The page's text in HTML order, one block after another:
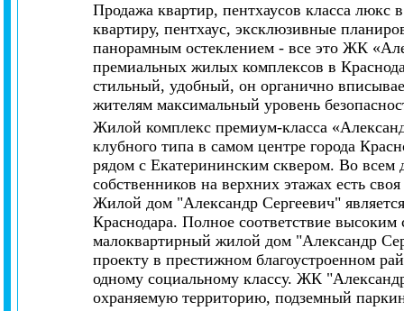
Продажа квартир, пентхаусов класса
квартиру, пентхаус, эксклюзивные
панорамным остеклением - все это ЖК
премиальных жилых комплексов в
стильный, удобный, он органично
жителям максимальный уровень
Жилой комплекс премиум-класса
клубного типа в самом центре города
рядом с Екатерининским сквером. Во всем
собственников на верхних этажах есть
Жилой дом "Александр Сергеевич"
Краснодара. Полное соответствие
малоквартирный жилой дом "Александр
проекту в престижном благоустроенном
одному социальному классу. ЖК
охраняемую территорию, подземный